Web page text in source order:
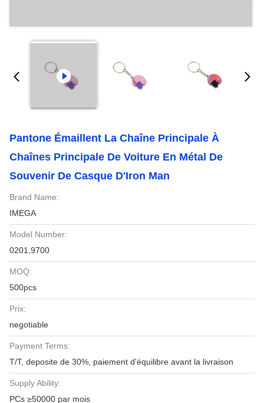
Pantone Émaillent La Chaîne Principale À
Chaînes Principale De Voiture En Métal De
Souvenir De Casque D'Iron Man
Brand Name:
IMEGA
Model Number:
0201,9700
MOQ:
500pcs
Prix:
negotiable
Payment Terms:
T/T, deposite de 30%, paiement d'équilibre avant la livraison
Supply Ability:
PCs ≥50000 par mois